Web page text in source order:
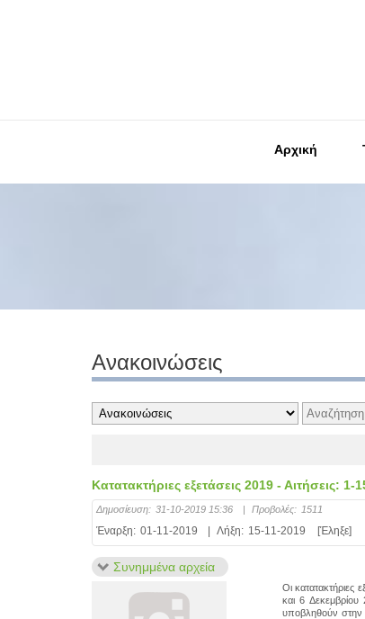
Αρχική
Ανακοινώσεις
Κατατακτήριες εξετάσεις 2019 - Αιτήσεις: 1-
Δημοσίευση: 31-10-2019 15:36 | Προβολές: 1511
Έναρξη: 01-11-2019 Λήξη: 15-11-2019 [Έληξε]
Συνημμένα αρχεία
Οι κατατακτήριες
και 6
υποβληθούν στην